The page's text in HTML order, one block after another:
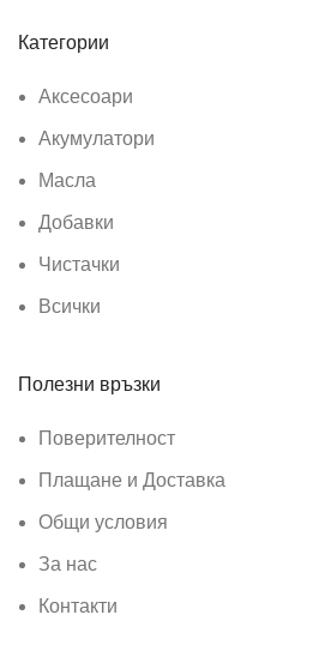
Категории
Аксесоари
Акумулатори
Масла
Добавки
Чистачки
Всички
Полезни връзки
Поверителност
Плащане и Доставка
Общи условия
За нас
Контакти